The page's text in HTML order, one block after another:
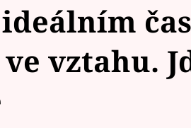
vztahu.